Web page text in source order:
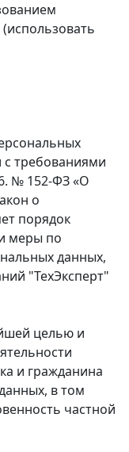
с требованиями
№ 152-ФЗ «О
о
порядок
меры по
данных,
"ТехЭксперт"
целью и
и гражданина
в том
частной